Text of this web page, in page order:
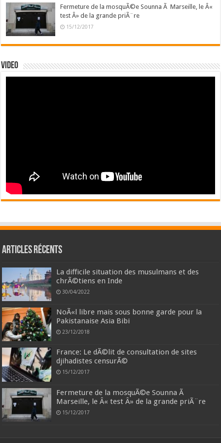
Fermeture de la mosquÃ©e Sounna Ã Marseille, le Â«
test Â» de la grande priÃ¨re
15/12/2017
Video
Articles récents
La difficile situation des musulmans et des
chrÃ©tiens en Inde
30/04/2022
NoÃ«l libre mais sous bonne garde pour la
Pakistanaise Asia Bibi
23/12/2018
France: Le dÃ©lit de consultation de sites
djihadistes censurÃ©
15/12/2017
Fermeture de la mosquÃ©e Sounna Ã
Marseille, le Â« test Â» de la grande priÃ¨re
15/12/2017